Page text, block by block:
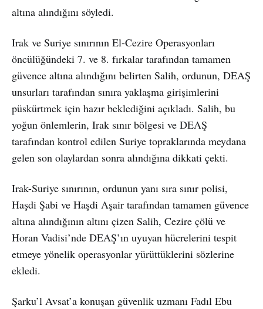
altına alındığını söyledi.
Irak ve Suriye sınırının El-Cezire Operasyonları
öncülüğündeki 7. ve 8. fırkalar tarafından tamamen
güvence altına alındığını belirten Salih, ordunun, DEAŞ
unsurları tarafından sınıra yaklaşma girişimlerini
püskürtmek için hazır beklediğini açıkladı. Salih, bu
yoğun önlemlerin, Irak sınır bölgesi ve DEAŞ
tarafından kontrol edilen Suriye topraklarında meydana
gelen son olaylardan sonra alındığına dikkati çekti.
Irak-Suriye sınırının, ordunun yanı sıra sınır polisi,
Haşdi Şabi ve Haşdi Aşair tarafından tamamen güvence
altına alındığının altını çizen Salih, Cezire çölü ve
Horan Vadisi’nde DEAŞ’ın uyuyan hücrelerini tespit
etmeye yönelik operasyonlar yürüttüklerini sözlerine
ekledi.
Şarku’l Avsat’a konuşan güvenlik uzmanı Fadıl Ebu